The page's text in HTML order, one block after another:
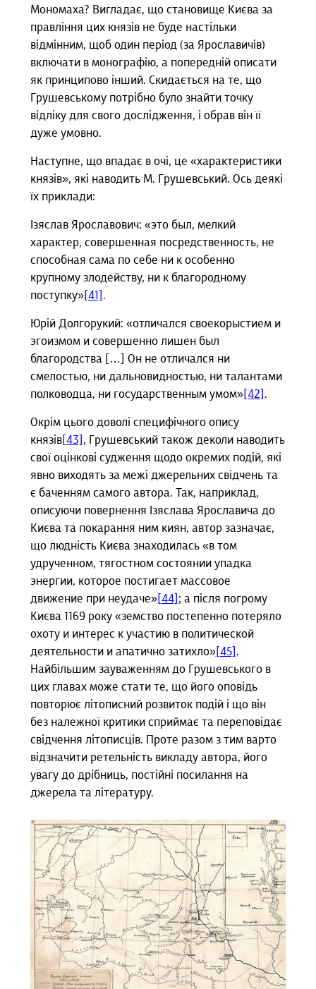
Мономаха? Вигладає, що становище Києва за
правління цих князів не буде настільки
відмінним, щоб один період (за Ярославичів)
включати в монографію, а попередній описати
як принципово інший. Скидається на те, що
Грушевському потрібно було знайти точку
відліку для свого дослідження, і обрав він її
дуже умовно.
Наступне, що впадає в очі, це «характеристики
князів», які наводить М. Грушевський. Ось деякі
їх приклади:
Ізяслав Ярославович: «это был, мелкий
характер, совершенная посредственность, не
способная сама по себе ни к особенно
крупному злодейству, ни к благородному
поступку»[41] .
Юрій Долгорукий: «отличался своекорыстием и
эгоизмом и совершенно лишен был
благородства […] Он не отличался ни
смелостью, ни дальновидностью, ни талантами
полководца, ни государственным умом»[42] .
Окрім цього доволі специфічного опису
князів[43] , Грушевський також деколи наводить
свої оцінкові судження щодо окремих подій, які
явно виходять за межі джерельних свідчень та
є баченням самого автора. Так, наприклад,
описуючи повернення Ізяслава Ярославича до
Києва та покарання ним киян, автор зазначає,
що людність Києва знаходилась «в том
удрученном, тягостном состоянии упадка
энергии, которое постигает массовое
движение при неудаче»[44] ; а після погрому
Києва 1169 року «земство постепенно потеряло
охоту и интерес к участию в политической
деятельности и апатично затихло»[45] .
Найбільшим зауваженням до Грушевського в
цих главах може стати те, що його оповідь
повторює літописний розвиток подій і що він
без належної критики сприймає та переповідає
свідчення літописців. Проте разом з тим варто
відзначити ретельність викладу автора, його
увагу до дрібниць, постійні посилання на
джерела та літературу.